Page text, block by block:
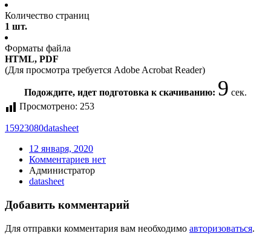
Количество страниц
1 шт.
Форматы файла
HTML, PDF
(Для просмотра требуется Adobe Acrobat Reader)
Подождите, идет подготовка к скачиванию: 9 сек.
Просмотрено: 253
15923080datasheet
12 января, 2020
Комментариев нет
Администратор
datasheet
Добавить комментарий
Для отправки комментария вам необходимо авторизоваться.